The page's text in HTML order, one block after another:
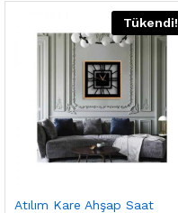
Tükendi!
Atılım Kare Ahşap Saat